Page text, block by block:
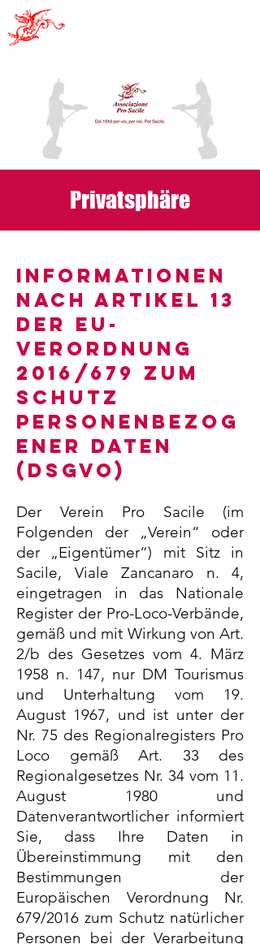
Privatsphäre
INFORMATIONEN
NACH ARTIKEL 13
DER EU-
VERORDNUNG
2016/679 ZUM
SCHUTZ
PERSONENBEZOG
ENER DATEN
(DSGVO)
Der Verein Pro Sacile (im
Folgenden der „Verein“ oder
der „Eigentümer“) mit Sitz in
Sacile, Viale Zancanaro n. 4,
eingetragen in das Nationale
Register der Pro-Loco-Verbände,
gemäß und mit Wirkung von Art.
2/b des Gesetzes vom 4. März
1958 n. 147, nur DM Tourismus
und Unterhaltung vom 19.
August 1967, und ist unter der
Nr. 75 des Regionalregisters Pro
Loco gemäß Art. 33 des
Regionalgesetzes Nr. 34 vom 11.
August 1980 und
Datenverantwortlicher informiert
Sie, dass Ihre Daten in
Übereinstimmung mit den
Bestimmungen der
Europäischen Verordnung Nr.
679/2016 zum Schutz natürlicher
Personen bei der Verarbeitung